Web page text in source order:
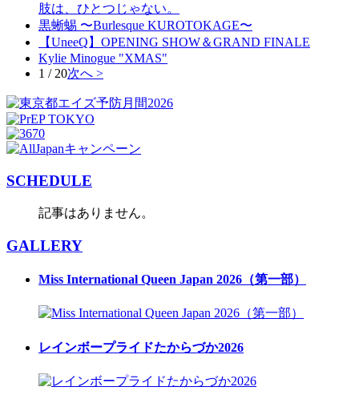
肢は、ひとつじゃない。
黒蜥蜴 〜Burlesque KUROTOKAGE〜
【UneeQ】OPENING SHOW＆GRAND FINALE
Kylie Minogue "XMAS"
1 / 20次へ >
SCHEDULE
記事はありません。
GALLERY
Miss International Queen Japan 2026（第一部）
レインボープライドたからづか2026